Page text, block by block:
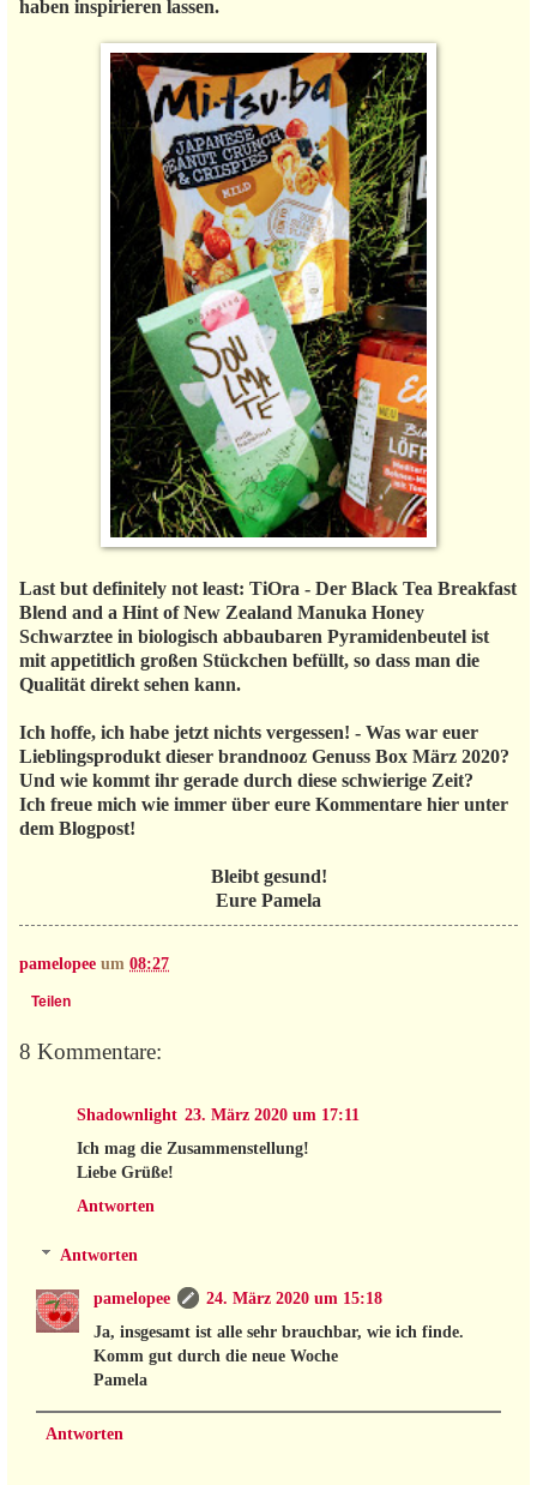
haben inspirieren lassen.
Last but definitely not least: TiOra - Der Black Tea Breakfast
Blend and a Hint of New Zealand Manuka Honey
Schwarztee in biologisch abbaubaren Pyramidenbeutel ist
mit appetitlich großen Stückchen befüllt, so dass man die
Qualität direkt sehen kann.
Ich hoffe, ich habe jetzt nichts vergessen! - Was war euer
Lieblingsprodukt dieser brandnooz Genuss Box März 2020?
Und wie kommt ihr gerade durch diese schwierige Zeit?
Ich freue mich wie immer über eure Kommentare hier unter
dem Blogpost!
Bleibt gesund!
Eure Pamela
pamelopee um 08:27
Teilen
8 Kommentare:
Shadownlight 23. März 2020 um 17:11
Ich mag die Zusammenstellung!
Liebe Grüße!
Antworten
Antworten
pamelopee
24. März 2020 um 15:18
Ja, insgesamt ist alle sehr brauchbar, wie ich finde.
Komm gut durch die neue Woche
Pamela
Antworten